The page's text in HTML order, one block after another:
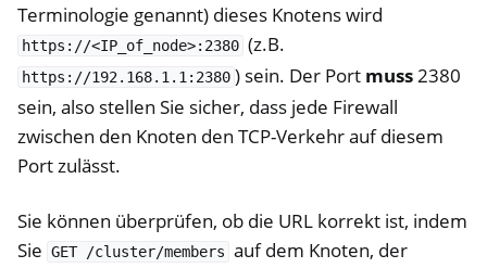
Terminologie genannt) dieses Knotens wird
https://<IP_of_node>:2380 (z.B.
https://192.168.1.1:2380 ) sein. Der Port muss2380
sein, also stellen Sie sicher, dass jede Firewall
zwischen den Knoten den TCP-Verkehr auf diesem
Port zulässt.
Sie können überprüfen, ob die URL korrekt ist, indem
Sie GET /cluster/members auf dem Knoten, der